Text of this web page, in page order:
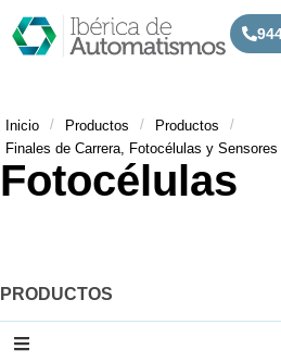
Inicio / Productos / Productos
/
Finales de Carrera, Fotocélulas y Sensores
Fotocélulas
PRODUCTOS